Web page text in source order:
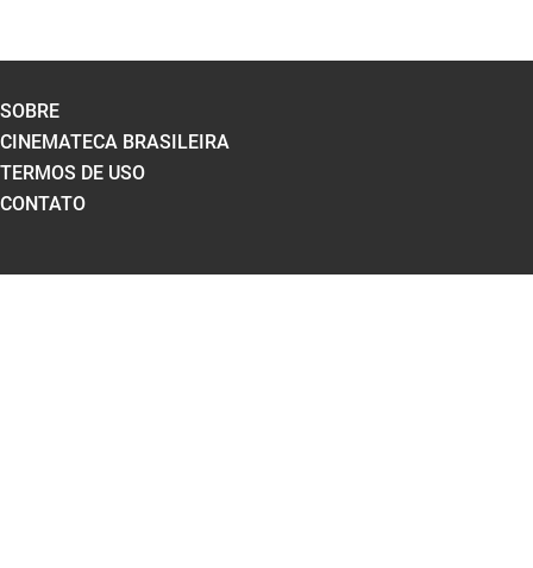
SOBRE
CINEMATECA BRASILEIRA
TERMOS DE USO
CONTATO